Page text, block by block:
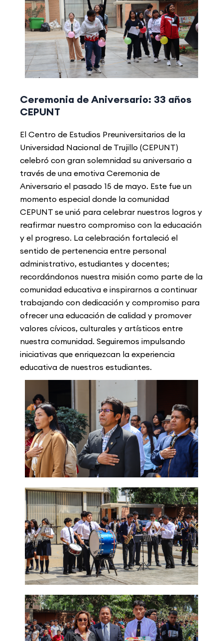
Ceremonia de Aniversario: 33 años
CEPUNT
El Centro de Estudios Preuniversitarios de la
Universidad Nacional de Trujillo (CEPUNT)
celebró con gran solemnidad su aniversario a
través de una emotiva Ceremonia de
Aniversario el pasado 15 de mayo. Este fue un
momento especial donde la comunidad
CEPUNT se unió para celebrar nuestros logros y
reafirmar nuestro compromiso con la educación
y el progreso. La celebración fortaleció el
sentido de pertenencia entre personal
administrativo, estudiantes y docentes;
recordándonos nuestra misión como parte de la
comunidad educativa e inspirarnos a continuar
trabajando con dedicación y compromiso para
ofrecer una educación de calidad y promover
valores cívicos, culturales y artísticos entre
nuestra comunidad. Seguiremos impulsando
iniciativas que enriquezcan la experiencia
educativa de nuestros estudiantes.